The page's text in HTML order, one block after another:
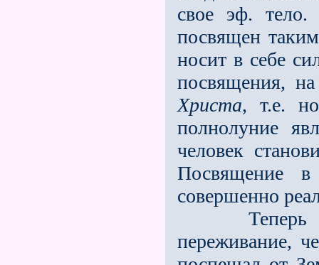
свое эф.
посвящен
носит в себе
посвящения,
Христа, т.е.
полнолуние
человек
Посвящение в
совершенно
Теперь
переживание,